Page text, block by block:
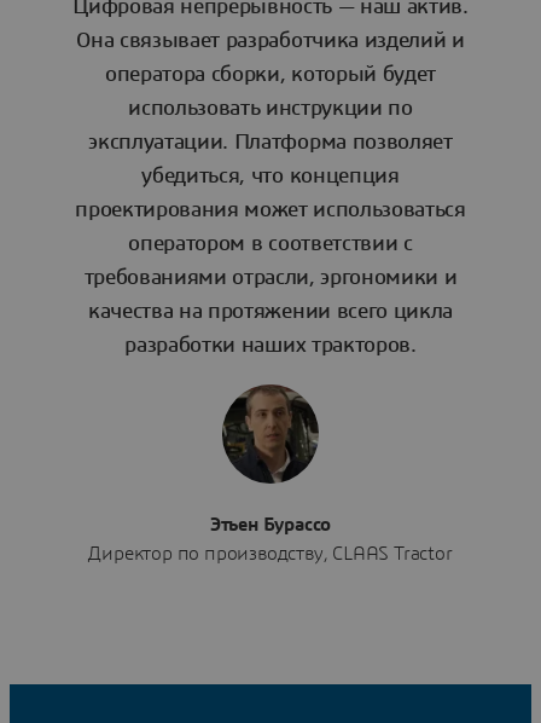
Цифровая непрерывность — наш актив.
Она связывает разработчика изделий и
оператора сборки, который будет
использовать инструкции по
эксплуатации. Платформа позволяет
убедиться, что концепция
проектирования может использоваться
оператором в соответствии с
требованиями отрасли, эргономики и
качества на протяжении всего цикла
разработки наших тракторов.
Этьен Бурассо
Директор по производству, CLAAS Tractor